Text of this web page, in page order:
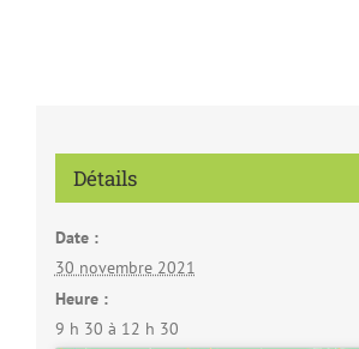
Détails
Date :
30 novembre 2021
Heure :
9 h 30 à 12 h 30